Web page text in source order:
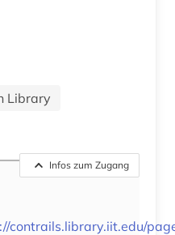
Library
Infos zum Zugang
contrails.library.iit.edu/